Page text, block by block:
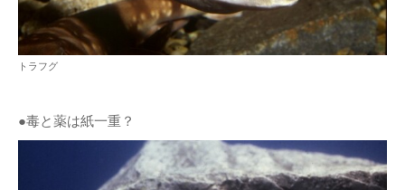
トラフグ
●毒と薬は紙一重？